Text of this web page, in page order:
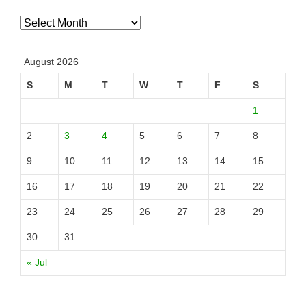
Archives
August 2026
S M T W T F S
« Jul
1
2 3 4 5 6 7 8
9 10 11 12 13 14 15
16 17 18 19 20 21 22
23 24 25 26 27 28 29
30 31